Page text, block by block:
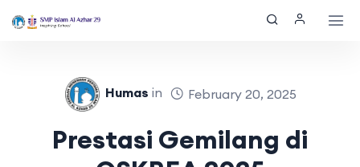
Humas in February 20, 2025
Prestasi Gemilang di